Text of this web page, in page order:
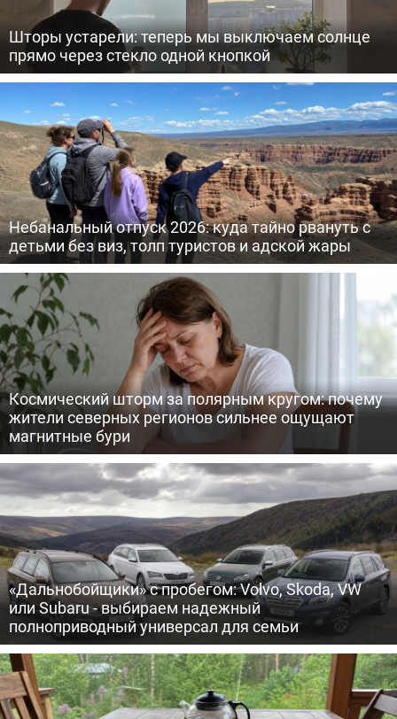
Шторы устарели: теперь мы выключаем солнце
прямо через стекло одной кнопкой
Небанальный отпуск 2026: куда тайно рвануть с
детьми без виз, толп туристов и адской жары
Космический шторм за полярным кругом: почему
жители северных регионов сильнее ощущают
магнитные бури
«Дальнобойщики» с пробегом: Volvo, Skoda, VW
или Subaru - выбираем надежный
полноприводный универсал для семьи